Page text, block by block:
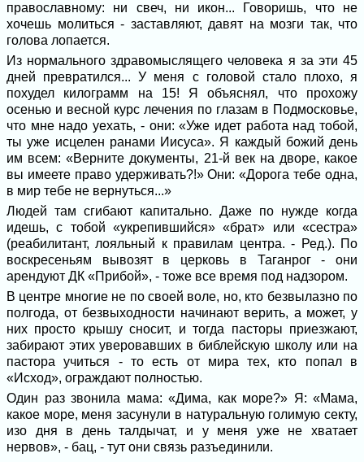
православному: ни свеч, ни икон... Говоришь, что не
хочешь молиться - заставляют, давят на мозги так, что
голова лопается.
Из нормального здравомыслящего человека я за эти 45
дней превратился... У меня с головой стало плохо, я
похудел килограмм на 15! Я объяснял, что прохожу
осенью и весной курс лечения по глазам в Подмосковье,
что мне надо уехать, - они: «Уже идет работа над тобой,
ты уже исцелен ранами Иисуса». Я каждый божий день
им всем: «Верните документы, 21-й век на дворе, какое
вы имеете право удерживать?!» Они: «Дорога тебе одна,
в мир тебе не вернуться...»
Людей там сгибают капитально. Даже по нужде когда
идешь, с тобой «укрепившийся» «брат» или «сестра»
(реабилитант, лояльный к правилам центра. - Ред.). По
воскресеньям вывозят в церковь в Таганрог - они
арендуют ДК «Прибой», - тоже все время под надзором.
В центре многие не по своей воле, но, кто безвылазно по
полгода, от безвыходности начинают верить, а может, у
них просто крышу сносит, и тогда пасторы приезжают,
забирают этих уверовавших в библейскую школу или на
пастора учиться - то есть от мира тех, кто попал в
«Исход», ограждают полностью.
Один раз звонила мама: «Дима, как море?» Я: «Мама,
какое море, меня засунули в натуральную голимую секту,
изо дня в день талдычат, и у меня уже не хватает
нервов», - бац, - тут они связь разъединили.